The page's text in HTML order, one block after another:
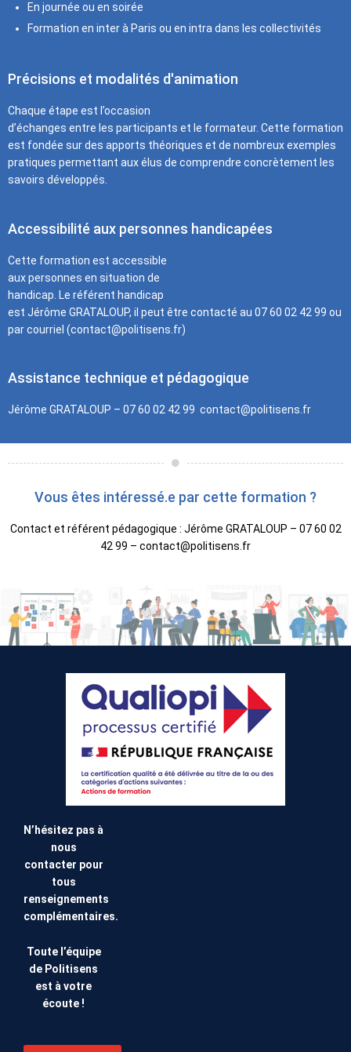
En journée ou en soirée
Formation en inter à Paris ou en intra dans les collectivités
Précisions et modalités d'animation
Chaque étape est l’occasion
d’échanges entre les participants et le formateur. Cette formation
est fondée sur des apports théoriques et de nombreux exemples
pratiques permettant aux élus de comprendre concrètement les
savoirs développés.
Accessibilité aux personnes handicapées
Cette formation est accessible
aux personnes en situation de
handicap. Le référent handicap
est Jérôme GRATALOUP, il peut être contacté au 07 60 02 42 99 ou
par courriel (contact@politisens.fr)
Assistance technique et pédagogique
Jérôme GRATALOUP – 07 60 02 42 99 contact@politisens.fr
Vous êtes intéressé.e par cette formation ?​
Contact et référent pédagogique : Jérôme GRATALOUP – 07 60 02
42 99 – contact@politisens.fr
N’hésitez pas à
nous
contacter pour
tous
renseignements
complémentaires.
Toute l’équipe
de Politisens
est à votre
écoute !